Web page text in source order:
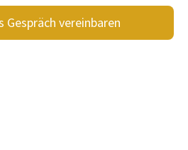
Gespräch vereinbaren